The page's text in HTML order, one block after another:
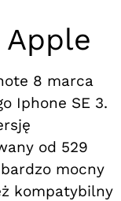
8 marca
Iphone SE 3.
od 529
mocny
kompatybilny